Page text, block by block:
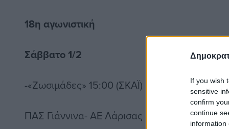
If you wish
sensitive
confirm
continue
information
18η αγωνιστική
Σάββατο 1/2
-«Ζωσιμάδες» 15:00 (ΣΚΑΪ)
ΠΑΣ Γιάννινα- ΑΕ Λάρισας